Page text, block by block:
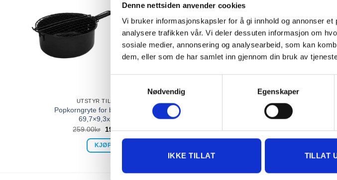
Denne nettsiden anvender cookies
Vi bruker informasjonskapsler for å gi innhold og annonser
analysere trafikken vår. Vi deler dessuten informasjon om
sosiale medier, annonsering og analysearbeid, som kan
dem, eller som de har samlet inn gjennom din bruk av
Nødvendig
Egenskaper
IKKE TILLAT TILLAT
UTSTYR TIL GRILL
Popkorngryte for bålpanne sort
69,7×9,3x18cm
259.00kr 199.00kr
KJØP
Grillpinner i bambus 100 pk.
10.00kr